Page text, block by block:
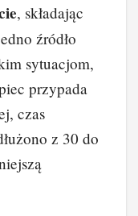
, składając
źródło
sytuacjom,
przypada
czas
z 30 do